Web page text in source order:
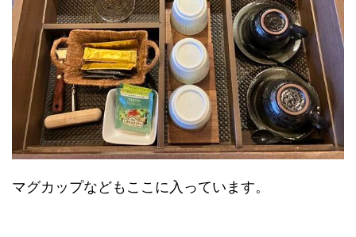
マグカップなどもここに入っています。